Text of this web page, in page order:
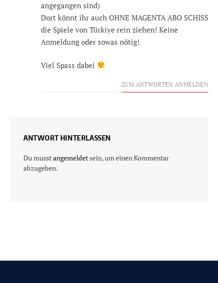
angegangen sind)
Dort könnt ihr auch OHNE MAGENTA ABO SCHISS
die Spiele von Türkiye rein ziehen! Keine
Anmeldung oder sowas nötig!
Viel Spass dabei
ZUM ANTWORTEN ANMELDEN
ANTWORT HINTERLASSEN
Du musstangemeldetsein, um einen Kommentar
abzugeben.